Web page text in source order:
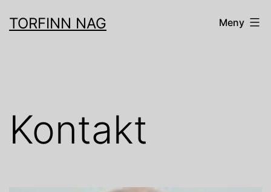
tilTORFINN NAG Meny
Kontakt